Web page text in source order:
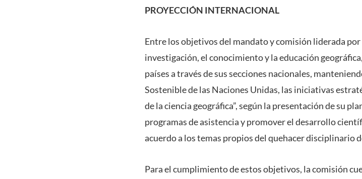
PROYECCIÓN INTERNACIONAL
Entre los objetivos del mandato y comisión liderada
investigación, el conocimiento y la educación
países a través de sus secciones nacionales,
Sostenible de las Naciones Unidas, las iniciativas
de la ciencia geográfica”, según la presentación de su
programas de asistencia y promover el desarrollo
acuerdo a los temas propios del quehacer disciplinario
Para el cumplimiento de estos objetivos, la comisión